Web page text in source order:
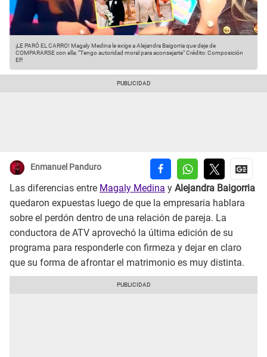
¡LE PARÓ EL CARRO! Magaly Medina le exige a Alejandra Baigorria que deje de
COMPARARSE con ella: "Tengo autoridad moral para aconsejarte"Crédito: Composición
EP.
Enmanuel Panduro
Las diferencias entre Magaly Medina y Alejandra Baigorria
quedaron expuestas luego de que la empresaria hablara
sobre el perdón dentro de una relación de pareja. La
conductora de ATV aprovechó la última edición de su
programa para responderle con firmeza y dejar en claro
que su forma de afrontar el matrimonio es muy distinta.